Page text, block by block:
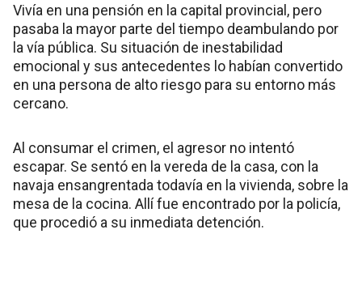
Vivía en una pensión en la capital provincial, pero
pasaba la mayor parte del tiempo deambulando por
la vía pública. Su situación de inestabilidad
emocional y sus antecedentes lo habían convertido
en una persona de alto riesgo para su entorno más
cercano.
Al consumar el crimen, el agresor no intentó
escapar. Se sentó en la vereda de la casa, con la
navaja ensangrentada todavía en la vivienda, sobre la
mesa de la cocina. Allí fue encontrado por la policía,
que procedió a su inmediata detención.